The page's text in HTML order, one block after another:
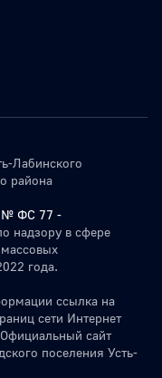
Лабинского
района
ФС 77 -
надзору в сфере
года.
ссылка на
сети Интернет
сайт
поселения Усть-